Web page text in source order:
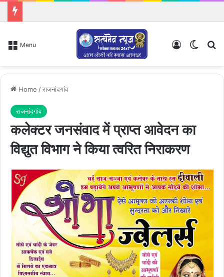
Menu Log In
Home /राजनांदगांव
राजनांदगांव
कलेक्टर जनसंवाद में प्राप्त आवेदन का
विद्युत विभाग ने किया त्वरित निराकरण